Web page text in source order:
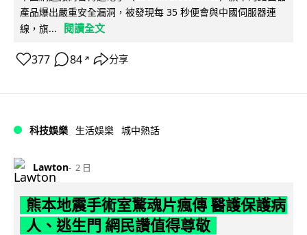
產品爆出嚴重安全漏洞，被發現每 35 秒便會與中國伺服器連
線，旗...
閱讀全文
377 84 ↗ 分享
科技娛樂 生活娛樂 城中熱話
Lawton 2 日
熊本地震手術室驚魂片瘋傳 醫護保護病
人、逃生門 網民讚值得尊敬